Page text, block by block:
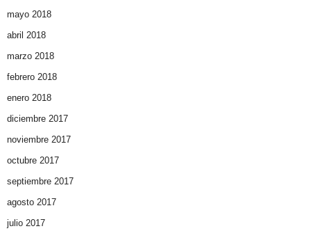
mayo 2018
abril 2018
marzo 2018
febrero 2018
enero 2018
diciembre 2017
noviembre 2017
octubre 2017
septiembre 2017
agosto 2017
julio 2017